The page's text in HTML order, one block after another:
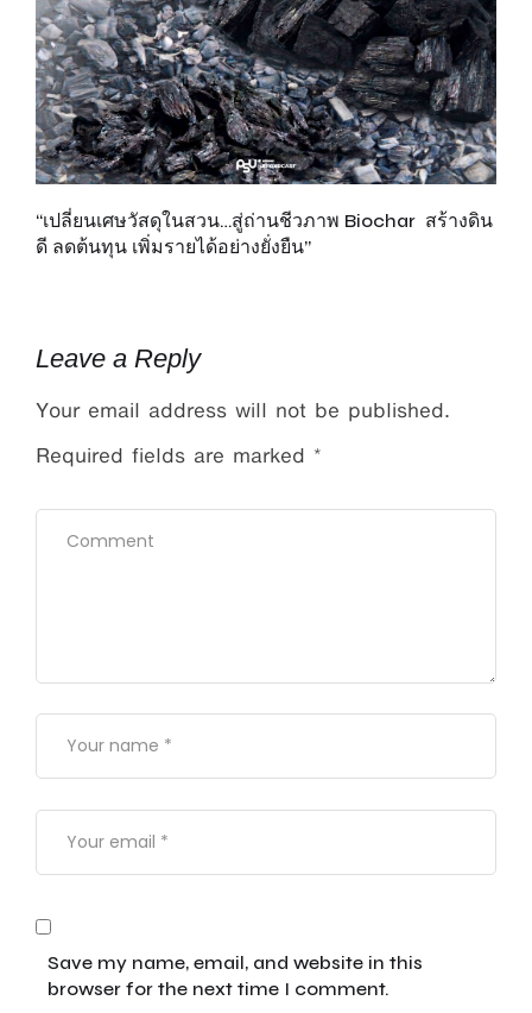
“เปลี่ยนเศษวัสดุในสวน…สู่ถ่านชีวภาพ Biochar สร้างดิน
ดี ลดต้นทุน เพิ่มรายได้อย่างยั่งยืน”
Leave a Reply
Your email address will not be published.
Required fields are marked *
Save my name, email, and website in this
browser for the next time I comment.